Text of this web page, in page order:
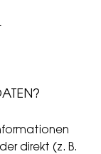
direkt (z. B.